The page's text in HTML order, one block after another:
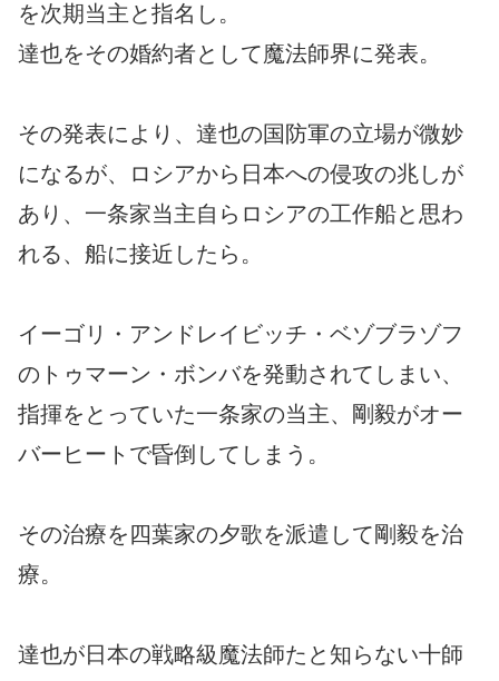
を次期当主と指名し。
達也をその婚約者として魔法師界に発表。
その発表により、達也の国防軍の立場が微妙
になるが、ロシアから日本への侵攻の兆しが
あり、一条家当主自らロシアの工作船と思わ
れる、船に接近したら。
イーゴリ・アンドレイビッチ・ベゾブラゾフ
のトゥマーン・ボンバを発動されてしまい、
指揮をとっていた一条家の当主、剛毅がオー
バーヒートで昏倒してしまう。
その治療を四葉家の夕歌を派遣して剛毅を治
療。
達也が日本の戦略級魔法師たと知らない十師